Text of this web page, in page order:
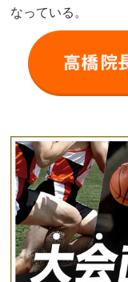
なっている。